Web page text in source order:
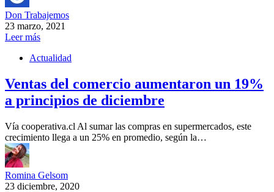
Don Trabajemos
23 marzo, 2021
Leer más
Actualidad
Ventas del comercio aumentaron un 19%
a principios de diciembre
Vía cooperativa.cl Al sumar las compras en supermercados, este
crecimiento llega a un 25% en promedio, según la…
Romina Gelsom
23 diciembre, 2020